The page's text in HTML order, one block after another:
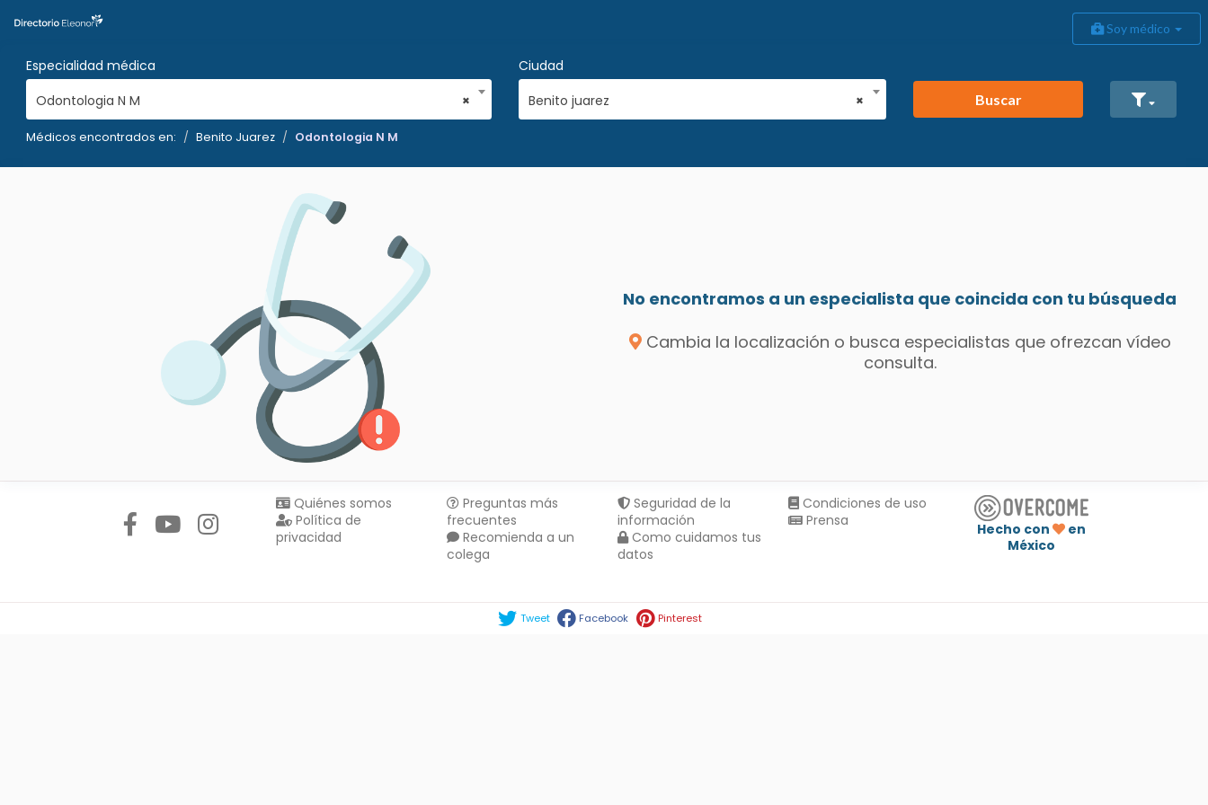
Soy médico
Especialidad médica
×
Odontologia N M
Ciudad
×
Benito juarez Buscar
Médicos encontrados en: Benito Juarez Odontologia N M
No encontramos a un especialista que coincida con tu búsqueda
Cambia la localización o busca especialistas que ofrezcan vídeo
consulta.
Quiénes somos
Política de
privacidad
Preguntas más
frecuentes
Recomienda a un
colega
Seguridad de la
información
Como cuidamos tus
datos
Condiciones de uso
Prensa
Hecho con
en
México
Tweet Facebook Pinterest